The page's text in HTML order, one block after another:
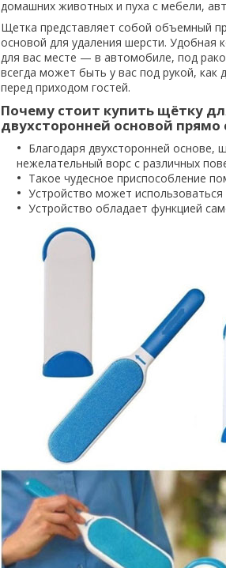
домашних животных и пуха с мебели,
Щетка представляет собой объемный
основой для удаления шерсти. Удобная
для вас месте — в автомобиле, под
всегда может быть у вас под рукой, как
перед приходом гостей.
Почему стоит купить щётку
двухсторонней основой прямо
Благодаря двухсторонней основе,
нежелательный ворс с различных
Такое чудесное приспособление
Устройство может
Устройство обладает функцией